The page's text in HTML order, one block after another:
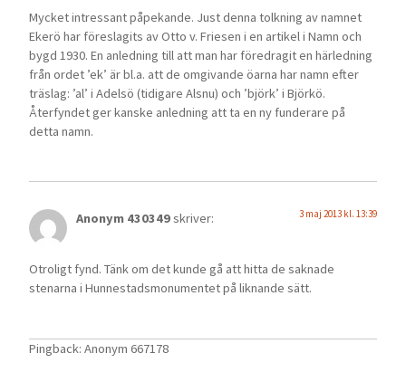
Mycket intressant påpekande. Just denna tolkning av namnet
Ekerö har föreslagits av Otto v. Friesen i en artikel i Namn och
bygd 1930. En anledning till att man har föredragit en härledning
från ordet ’ek’ är bl.a. att de omgivande öarna har namn efter
träslag: ’al’ i Adelsö (tidigare Alsnu) och ’björk’ i Björkö.
Återfyndet ger kanske anledning att ta en ny funderare på
detta namn.
Anonym 430349skriver: 3 maj 2013 kl. 13:39
Otroligt fynd. Tänk om det kunde gå att hitta de saknade
stenarna i Hunnestadsmonumentet på liknande sätt.
Pingback: Anonym 667178